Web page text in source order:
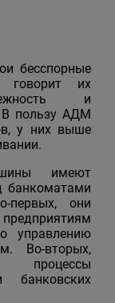
бесспорные
говорит их
и
В пользу АДМ
у них выше
имеют
банкоматами
первых, они
управлению
Во-вторых,
процессы
банковских